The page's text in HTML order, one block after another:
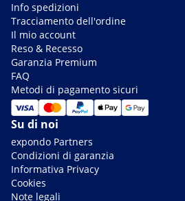
Info spedizioni
Tracciamento dell'ordine
Il mio account
Reso & Recesso
Garanzia Premium
FAQ
Metodi di pagamento sicuri
Su di noi
expondo Partners
Condizioni di garanzia
Informativa Privacy
Cookies
Note legali